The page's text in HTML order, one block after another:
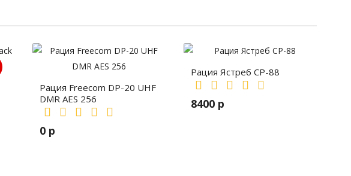
Рация Freecom DP-20 UHF
DMR AES 256
0 р
Рация Ястреб СР-88
8400 р